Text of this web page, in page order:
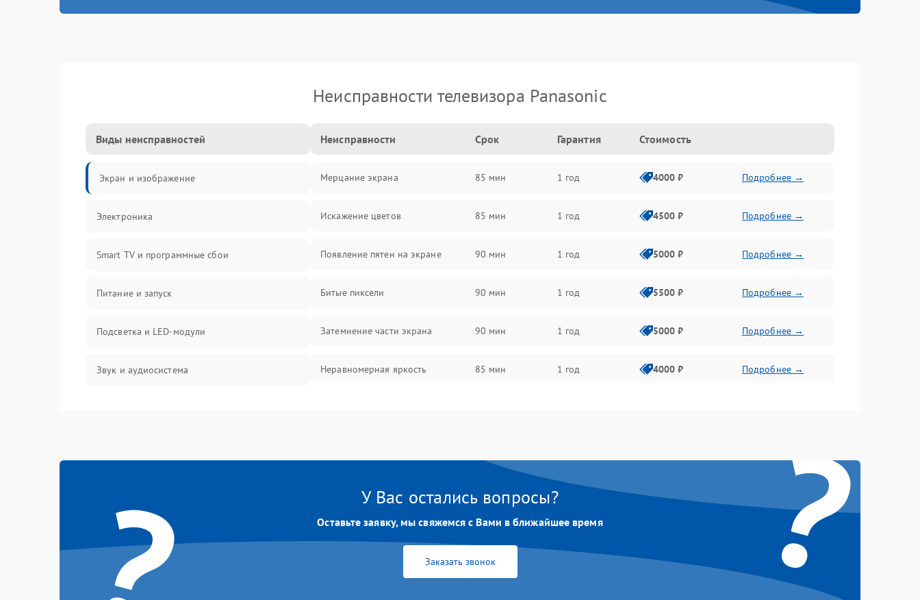
Неисправности телевизора Panasonic
Виды неисправностей
Экран и изображение
Электроника
Smart TV и программные сбои
Питание и запуск
Подсветка и LED-модули
Звук и аудиосистема
Программное обеспечение
Корпус и механика
Неисправности Срок Гарантия Стоимость
Мерцание экрана 85 мин 1 год 4000 ₽ Подробнее →
Искажение цветов 85 мин 1 год 4500 ₽ Подробнее →
Появление пятен на экране 90 мин 1 год 5000 ₽ Подробнее →
Битые пиксели 90 мин 1 год 5500 ₽ Подробнее →
Затемнение части экрана 90 мин 1 год 5000 ₽ Подробнее →
Неравномерная яркость 85 мин 1 год 4000 ₽ Подробнее →
?
У Вас остались вопросы?
Оставьте заявку, мы свяжемся с Вами в ближайшее время
Заказать звонок